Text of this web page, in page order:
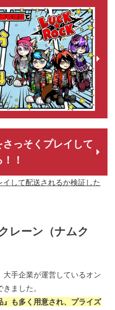
さっそくプレイして
！
して配送されるか検証した
レーン（ナムク
手企業が運営しているオン
ました。
も多く用意され、プライズ